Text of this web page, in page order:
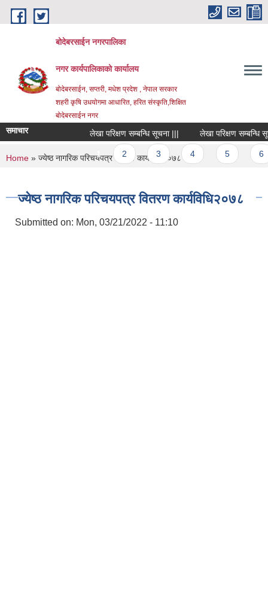
Skip to main content
बोदेबरसाईन नगरपालिका
नगर कार्यपालिकाको कार्यालय
बोदेबरसाईन, सप्तरी, मधेश प्रदेश , नेपाल सरकार
शहरी कृषि उधयोगमा आधारित, हरित संस्कृति,शिक्षित
बोदेबरसाईन नगर
समाचार लेखा परिक्षण सम्बन्धि सूचना ||| लेखा परिक्षण सम्बन्धि
Pages
1 2 3 4
You are here
Home » ज्येष्ठ नागरिक परिचयपत्र वितरण कार्यविधि२०७८
ज्येष्ठ नागरिक परिचयपत्र वितरण कार्यविधि२०७८
Submitted on: Mon, 03/21/2022 - 11:10